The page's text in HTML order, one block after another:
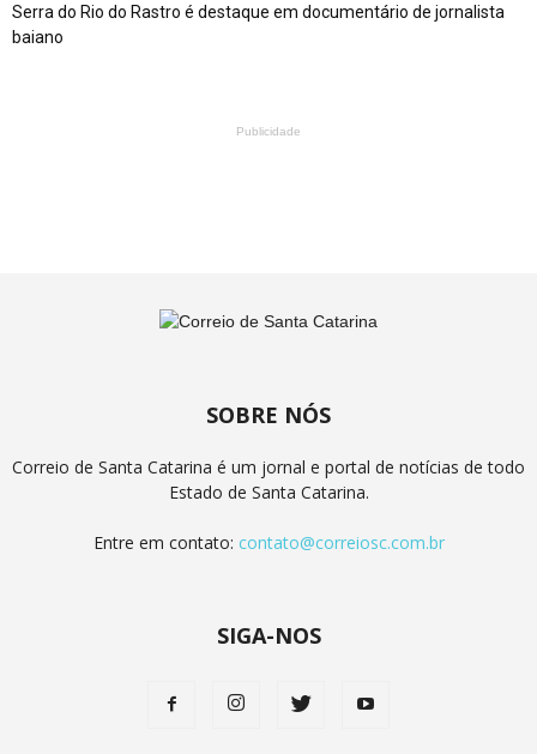
Serra do Rio do Rastro é destaque em documentário de jornalista
baiano
Publicidade
SOBRE NÓS
Correio de Santa Catarina é um jornal e portal de notícias de todo
Estado de Santa Catarina.
Entre em contato: contato@correiosc.com.br
SIGA-NOS